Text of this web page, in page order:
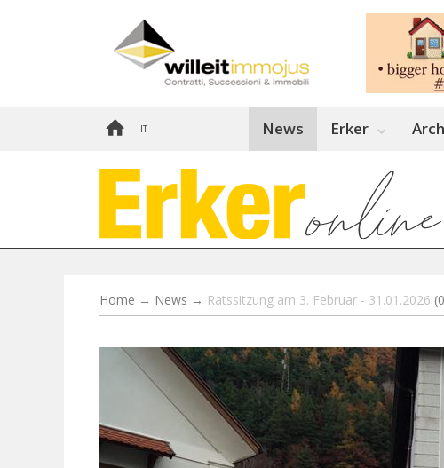
IT News Erker
Home → News → Ratssitzung am 3. Februar - 31.01.2026